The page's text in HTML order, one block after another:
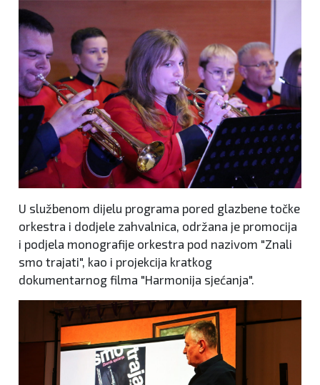
U službenom dijelu programa pored glazbene točke
orkestra i dodjele zahvalnica, održana je promocija
i podjela monografije orkestra pod nazivom "Znali
smo trajati", kao i projekcija kratkog
dokumentarnog filma "Harmonija sjećanja".